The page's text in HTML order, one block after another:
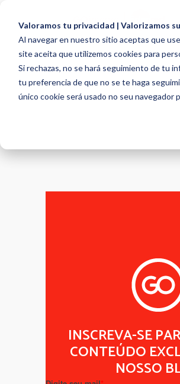
Valoramos tu privacidad | Valorizamos
Al navegar en nuestro sitio aceptas que
site aceita que utilizemos cookies para
Si rechazas, no se hará seguimiento de tu
tu preferencia de que no se te haga
único cookie será usado no seu navegador
INSCREVA-SE
CONTEÚDO
NOSSO